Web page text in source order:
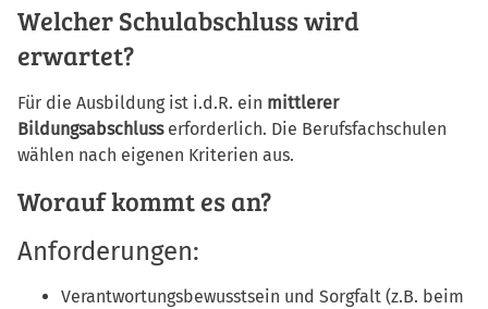
Welcher Schulabschluss wird
erwartet?
Für die Ausbildung ist i.d.R. ein mittlerer
Bildungsabschlusserforderlich. Die Berufsfachschulen
wählen nach eigenen Kriterien aus.
Worauf kommt es an?
Anforderungen:
Verantwortungsbewusstsein und Sorgfalt (z.B. beim